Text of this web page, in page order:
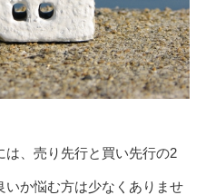
、売り先行と買い先行の2
か悩む方は少なくありませ